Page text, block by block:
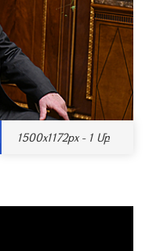
1500x1172px - 1 Մբ